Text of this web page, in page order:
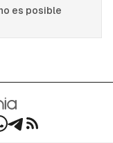
es posible